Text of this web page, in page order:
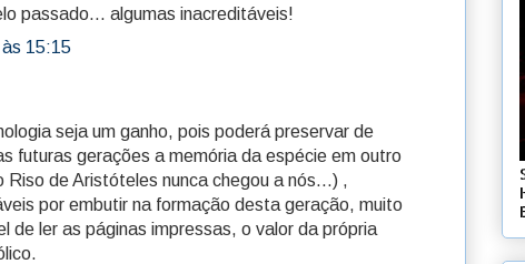
passado... algumas inacreditáveis!
15:15
seja um ganho, pois poderá preservar de
futuras gerações a memória da espécie em outro
de Aristóteles nunca chegou a nós...) ,
por embutir na formação desta geração, muito
de ler as páginas impressas, o valor da própria